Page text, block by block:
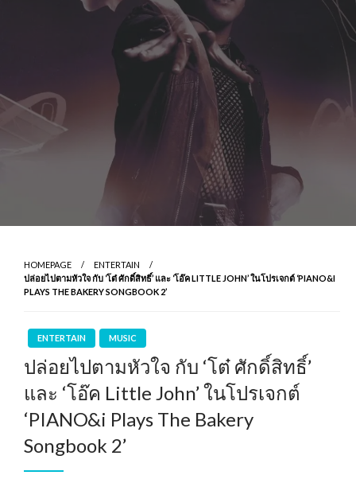
HOMEPAGE
ENTERTAIN
ปล่อยไปตามหัวใจ กับ ‘โต๋ ศักดิ์สิทธิ์’ และ ‘โอ๊ค LITTLE JOHN’ ในโปรเจกต์ ‘PIANO&I
PLAYS THE BAKERY SONGBOOK 2’
ENTERTAIN MUSIC
ปล่อยไปตามหัวใจ กับ ‘โต๋ ศักดิ์สิทธิ์’
และ ‘โอ๊ค Little John’ ในโปรเจกต์
‘PIANO&i Plays The Bakery
Songbook 2’